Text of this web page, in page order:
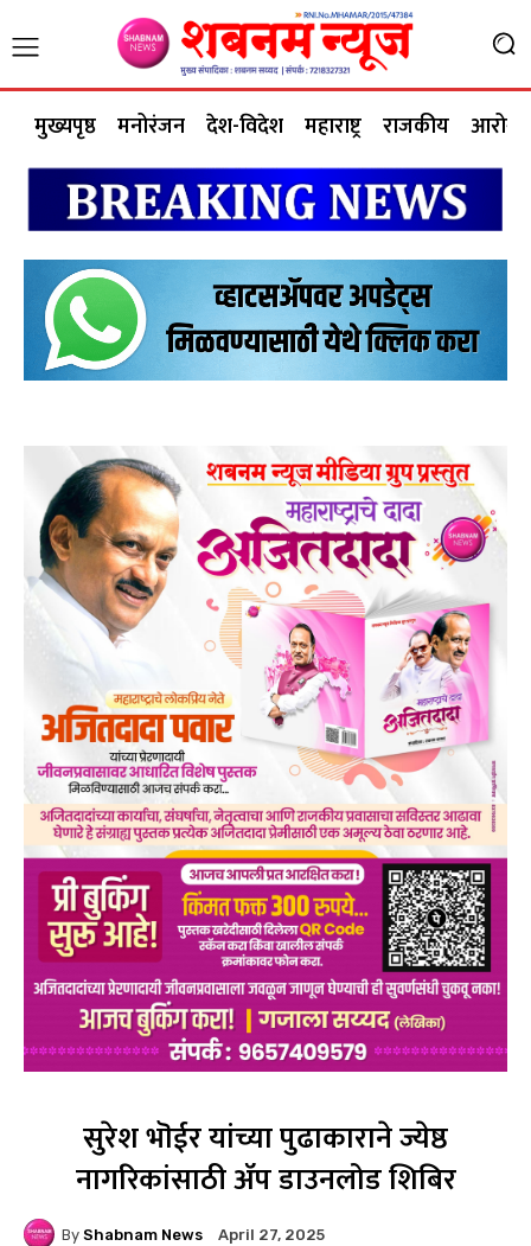
मुख्यपृष्ठ मनोरंजन देश-विदेश महाराष्ट्र राजकीय आरोग्य
सुरेश भॊईर यांच्या पुढाकाराने ज्येष्ठ
नागरिकांसाठी ॲप डाउनलोड शिबिर
By Shabnam News April 27, 2025